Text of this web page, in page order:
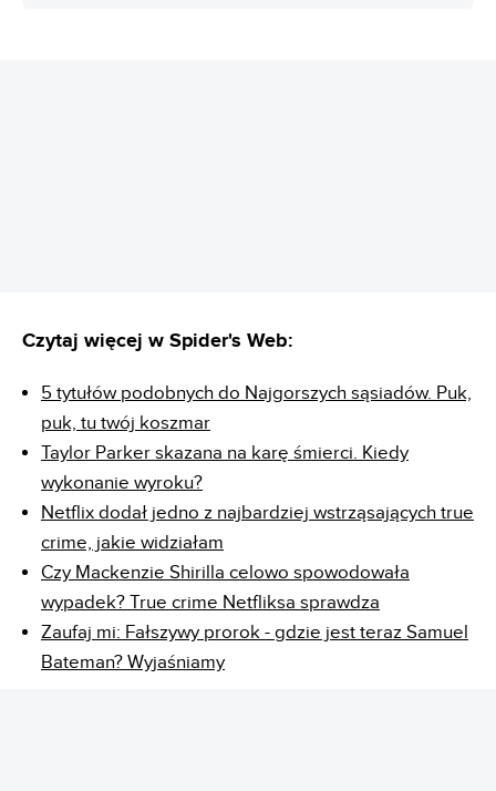
Czytaj więcej w Spider's Web:
5 tytułów podobnych do Najgorszych sąsiadów. Puk,
puk, tu twój koszmar
Taylor Parker skazana na karę śmierci. Kiedy
wykonanie wyroku?
Netflix dodał jedno z najbardziej wstrząsających true
crime, jakie widziałam
Czy Mackenzie Shirilla celowo spowodowała
wypadek? True crime Netfliksa sprawdza
Zaufaj mi: Fałszywy prorok - gdzie jest teraz Samuel
Bateman? Wyjaśniamy